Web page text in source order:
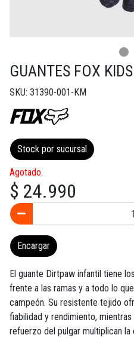
GUANTES FOX
SKU: 31390-001-KM
Stock por sucursal
Agotado.
$ 24.990
Encargar
El guante Dirtpaw infantil tiene
frente a las ramas y a todo lo
campeón. Su resistente tejido
fiabilidad y rendimiento, mientras
refuerzo del pulgar multiplican